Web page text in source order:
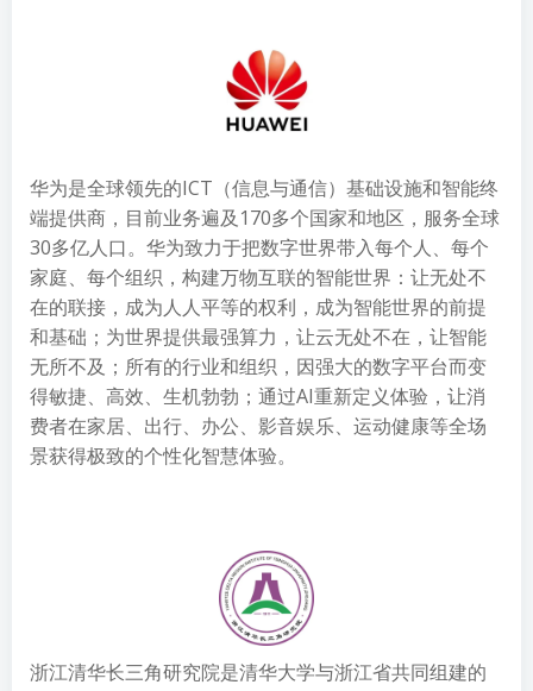
华为是全球领先的ICT（信息与通信）基础设施和智能终
端提供商，目前业务遍及170多个国家和地区，服务全球
30多亿人口。华为致力于把数字世界带入每个人、每个
家庭、每个组织，构建万物互联的智能世界：让无处不
在的联接，成为人人平等的权利，成为智能世界的前提
和基础；为世界提供最强算力，让云无处不在，让智能
无所不及；所有的行业和组织，因强大的数字平台而变
得敏捷、高效、生机勃勃；通过AI重新定义体验，让消
费者在家居、出行、办公、影音娱乐、运动健康等全场
景获得极致的个性化智慧体验。
浙江清华长三角研究院是清华大学与浙江省共同组建的